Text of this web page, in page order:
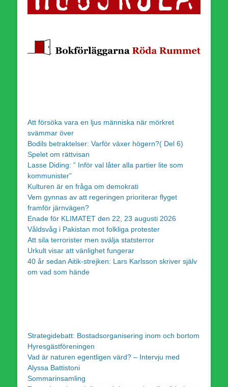
Att försöka vara en ljus människa när mörkret
svämmar över
Bodils betraktelser: Varför växer högern?( Del 6)
Spelet om rättvisan
Lasse Diding: ” Inför val låter alla partier lite som
kommunister”
Kulturen är en fråga om demokrati
Vem gynnas av att regeringen prioriterar flyget
framför järnvägen?
Enade för KLIMATET den 22, 23 augusti 2026
Våldsvåg i Pakistan mot folkliga protester
Att sila terrorister men svälja statsterror
Urkult visar att vänlighet fungerar
40 år sedan Aitik-strejken: Lars Karlsson skriver själv
om vad som hände
Strategidebatt: Bostadsorganisering inom och bortom
Hyresgästföreningen
Vad är naturen egentligen värd? – Intervju med
Alyssa Battistoni
Sommarinsamling